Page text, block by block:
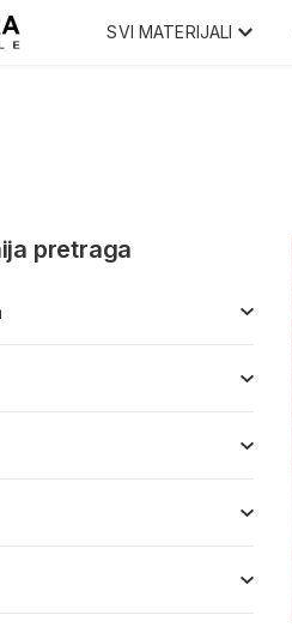
SVI MATERIJALI
pretraga